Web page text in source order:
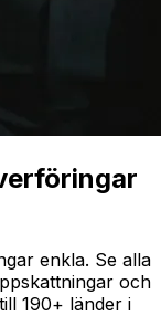
enkla. Se alla
och
190+ länder i